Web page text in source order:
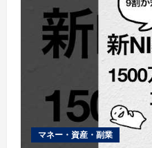
マネー・資産・副業